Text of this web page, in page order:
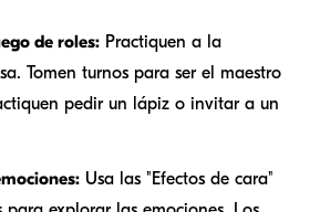
de roles: Practiquen a la
Tomen turnos para ser el maestro
pedir un lápiz o invitar a un
Usa las "Efectos de cara"